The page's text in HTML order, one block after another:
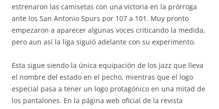
estrenaron las camisetas con una victoria en la prórroga
ante los San Antonio Spurs por 107 a 101. Muy pronto
empezaron a aparecer algunas voces criticando la medida,
pero aun así la liga siguió adelante con su experimento.
Esta sigue siendo la única equipación de los Jazz que lleva
el nombre del estado en el pecho, mientras que el logo
especial pasa a tener un logo protagónico en una mitad de
los pantalones. En la página web oficial de la revista